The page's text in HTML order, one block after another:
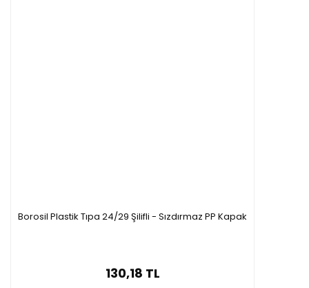
Borosil Plastik Tıpa 24/29 Şilifli - Sızdırmaz PP Kapak
130,18 TL